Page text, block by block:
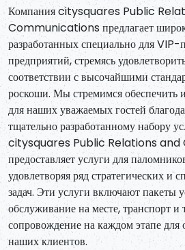
Компания citysquares Public
Communications предлагает
разработанных специально для VIP-
предприятий, стремясь
соответствии с высочайшими
роскоши. Мы стремимся обеспечить
для наших уважаемых гостей
тщательно разработанному набору
citysquares Public Relations
предоставляет услуги для
удовлетворяя ряд стратегических и
задач. Эти услуги включают пакеты
обслуживание на месте, транспорт и
сопровождение на каждом этапе для
наших клиентов.